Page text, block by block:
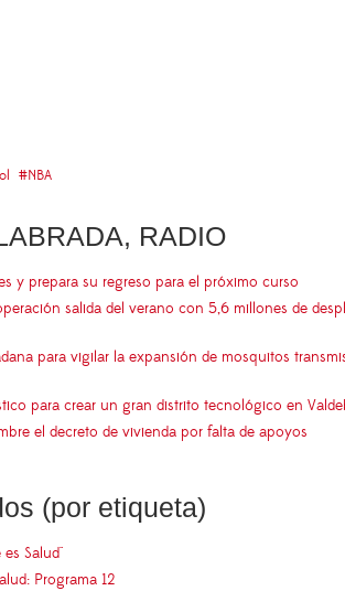
NBA
RADIO
y prepara su regreso para el próximo curso
salida del verano con 5,6 millones de
para vigilar la expansión de mosquitos
para crear un gran distrito tecnológico en
el decreto de vivienda por falta de apoyos
(por etiqueta)
Salud"
Programa 12